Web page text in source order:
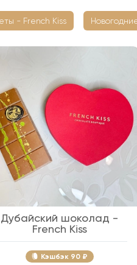
- French Kiss
Дубайский шоколад -
French Kiss
Кэшбэк 90 ₽